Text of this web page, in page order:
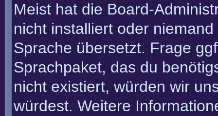
Meist hat die Board-
nicht installiert oder
Sprache übersetzt. Frage
Sprachpaket, das du
nicht existiert, würden wir
würdest. Weitere